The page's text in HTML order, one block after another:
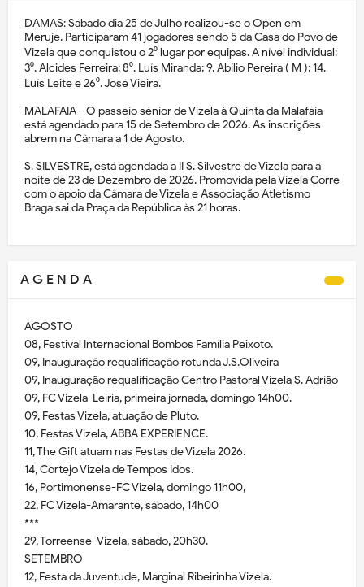
DAMAS: Sábado dia 25 de Julho realizou-se o Open em
Meruje. Participaram 41 jogadores sendo 5 da Casa do Povo de
Vizela que conquistou o 2⁰ lugar por equipas. A nível individual:
3⁰. Alcides Ferreira; 8⁰. Luís Miranda; 9. Abílio Pereira ( M ); 14.
Luís Leite e 26⁰. José Vieira.
MALAFAIA - O passeio sénior de Vizela à Quinta da Malafaia
está agendado para 15 de Setembro de 2026. As inscrições
abrem na Câmara a 1 de Agosto.
S. SILVESTRE, está agendada a II S. Silvestre de Vizela para a
noite de 23 de Dezembro de 2026. Promovida pela Vizela Corre
com o apoio da Câmara de Vizela e Associação Atletismo
Braga sai da Praça da República às 21 horas.
A G E N D A
AGOSTO
08, Festival Internacional Bombos Família Peixoto.
09, Inauguração requalificação rotunda J.S.Oliveira
09, Inauguração requalificação Centro Pastoral Vizela S. Adrião
09, FC Vizela-Leiria, primeira jornada, domingo 14h00.
09, Festas Vizela, atuação de Pluto.
10, Festas Vizela, ABBA EXPERIENCE.
11, The Gift atuam nas Festas de Vizela 2026.
14, Cortejo Vizela de Tempos Idos.
16, Portimonense-FC Vizela, domingo 11h00,
22, FC Vizela-Amarante, sábado, 14h00
***
29, Torreense-Vizela, sábado, 20h30.
SETEMBRO
12, Festa da Juventude, Marginal Ribeirinha Vizela.